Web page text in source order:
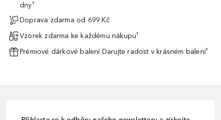
dny¹
Doprava zdarma od 699 Kč
Vzorek zdarma ke každému nákupu¹
Prémiové dárkové balení Darujte radost v krásném balení¹